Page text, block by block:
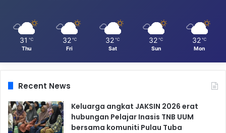
31 ℃
Thu
32 ℃
Fri
32 ℃
Sat
32 ℃
Sun
32 ℃
Mon
Recent News
Keluarga angkat JAKSIN 2026 erat
hubungan Pelajar Inasis TNB UUM
bersama komuniti Pulau Tuba